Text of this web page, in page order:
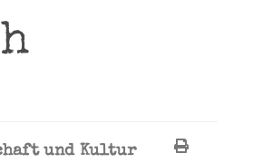
und Kultur